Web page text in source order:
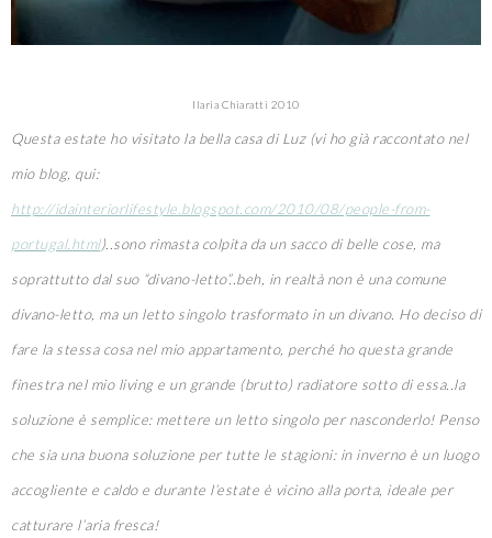
Ilaria Chiaratti 2010
Questa estate ho visitato la bella casa di Luz (vi ho già raccontato nel
mio blog, qui:
http://idainteriorlifestyle.blogspot.com/2010/08/people-from-
portugal.html)..sono rimasta colpita da un sacco di belle cose, ma
soprattutto dal suo “divano-letto”..beh, in realtà non è una comune
divano-letto, ma un letto singolo trasformato in un divano. Ho deciso di
fare la stessa cosa nel mio appartamento, perché ho questa grande
finestra nel mio living e un grande (brutto) radiatore sotto di essa..la
soluzione è semplice: mettere un letto singolo per nasconderlo! Penso
che sia una buona soluzione per tutte le stagioni: in inverno è un luogo
accogliente e caldo e durante l’estate è vicino alla porta, ideale per
catturare l’aria fresca!